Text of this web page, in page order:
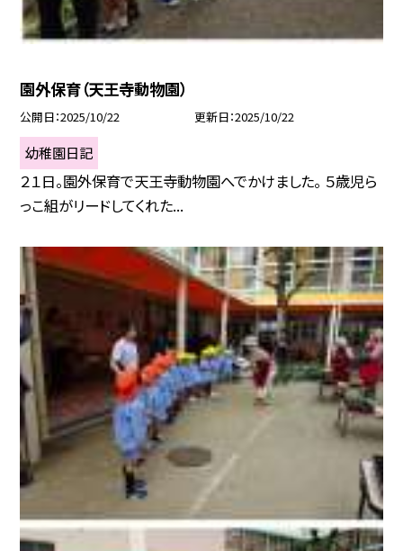
園外保育（天王寺動物園）
公開日 2025/10/22 更新日 2025/10/22
幼稚園日記
２１日。園外保育で天王寺動物園へでかけました。 ５歳児ら
っこ組がリードしてくれた...